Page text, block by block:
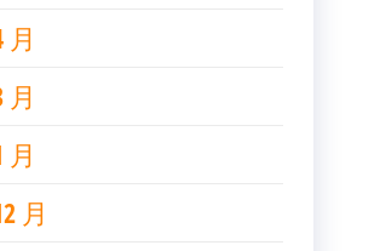
月
月
月
月